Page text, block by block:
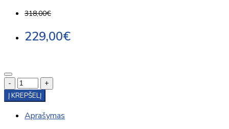
318,00€
229,00€
-
+
Į KREPŠELĮ
Aprašymas